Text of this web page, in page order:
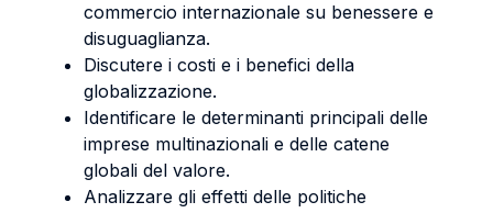
commercio internazionale su benessere e
disuguaglianza.
Discutere i costi e i benefici della
globalizzazione.
Identificare le determinanti principali delle
imprese multinazionali e delle catene
globali del valore.
Analizzare gli effetti delle politiche